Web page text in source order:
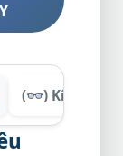
(👓) Kính Cận